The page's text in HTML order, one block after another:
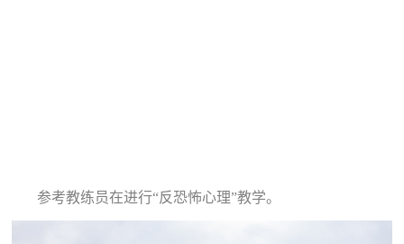
采
退
参考教练员在进行“反恐怖心理”教学。